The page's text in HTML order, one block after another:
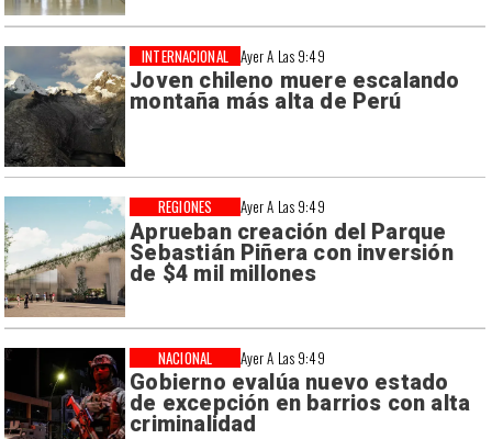
Ayer A Las 9:49
Joven chileno muere escalando
montaña más alta de Perú
INTERNACIONAL
Ayer A Las 9:49
Aprueban creación del Parque
Sebastián Piñera con inversión
de $4 mil millones
REGIONES
Ayer A Las 9:49
Gobierno evalúa nuevo estado
de excepción en barrios con alta
criminalidad
NACIONAL